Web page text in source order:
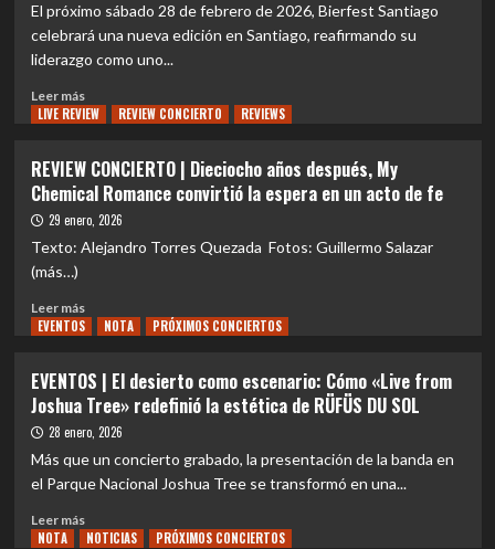
etapa:
Integrantes
de
llegan
a
por
primera
con
Desierto
un
homenaje
su
ex
El próximo sábado 28 de febrero de 2026, Bierfest Santiago
celebrará una nueva edición en Santiago, reafirmando su
liderazgo como uno...
Leer másLeer
más
|
Bierfest
Santiago
2026
confirma
Alex
Anwandter
de
las
figuras
en
su
up
LIVE REVIEW REVIEW CONCIERTO REVIEWS
REVIEW CONCIERTO | Dieciocho años después, My
Chemical Romance convirtió la espera en un acto de fe
29 enero, 2026
Texto: Alejandro Torres Quezada Fotos: Guillermo Salazar
(más…)
Leer másLeer
más
CONCIERTO
Dieciocho
My
Chemical
Romance
EVENTOS NOTA PRÓXIMOS CONCIERTOS
EVENTOS | El desierto como escenario: Cómo «Live from
Joshua Tree» redefinió la estética de RÜFÜS DU SOL
28 enero, 2026
Más que un concierto grabado, la presentación de la banda en
el Parque Nacional Joshua Tree se transformó en una...
Leer másLeer
más
NOTA NOTICIAS PRÓXIMOS CONCIERTOS